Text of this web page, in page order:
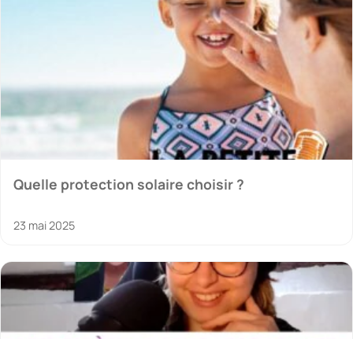
Quelle protection solaire choisir ?
23 mai 2025